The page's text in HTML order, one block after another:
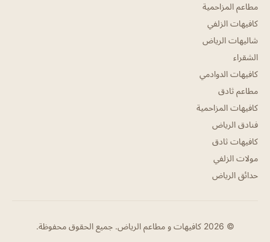
مطاعم المزاحمية
كافيهات الزلفي
شاليهات الرياض
الشقراء
كافيهات الدوادمي
مطاعم ثادق
كافيهات المزاحمية
فنادق الرياض
كافيهات ثادق
مولات الزلفي
حدائق الرياض
© 2026 كافيهات و مطاعم الرياض. جميع الحقوق محفوظة.